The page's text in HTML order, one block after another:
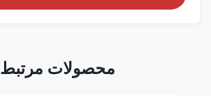
محصولات مرتبط